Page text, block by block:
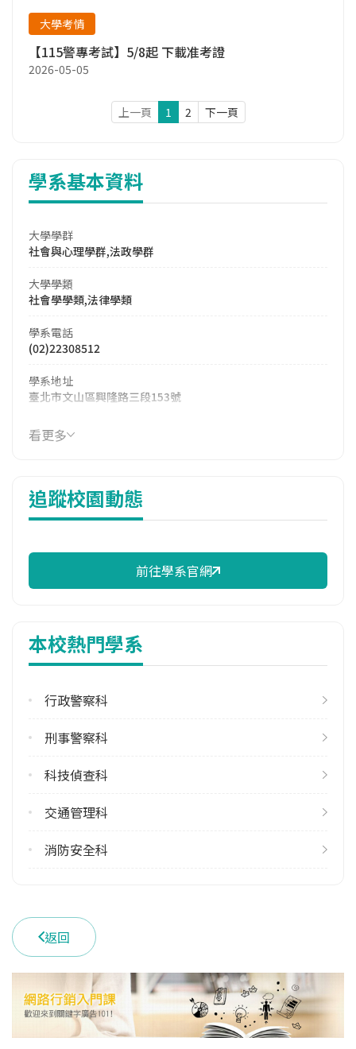
大學考情
【115警專考試】5/8起 下載准考證
2026-05-05
上一頁 1 2 下一頁
學系基本資料
大學學群
社會與心理學群,法政學群
大學學類
社會學學類,法律學類
學系電話
(02)22308512
學系地址
臺北市文山區興隆路三段153號
看更多
追蹤校園動態
前往學系官網
本校熱門學系
行政警察科
刑事警察科
科技偵查科
交通管理科
消防安全科
返回